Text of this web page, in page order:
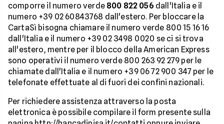
comporre il numero verde 800 822 056 dall'Italia e il
numero +39 02 60843768 dall'estero. Per bloccare la
CartaSì bisogna chiamare il numero verde 800 15 16 16
dall'Italia e il numero +39 02 3498 0020 se ci si trova
all'estero, mentre per il blocco della American Express
sono operativi il numero verde 800 263 92 279 per le
chiamate dall'Italia e il numero +39 06 72 900 347 per le
telefonate effettuate al di fuori dei confini nazionali.
Per richiedere assistenza attraverso la posta
elettronica è possibile compilare il form presente sulla